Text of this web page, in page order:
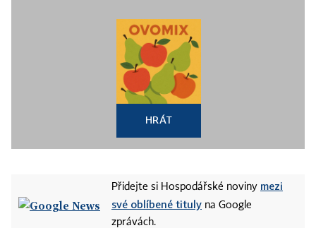
HRÁT
Přidejte si Hospodářské noviny mezi
své oblíbené tituly na Google
zprávách.